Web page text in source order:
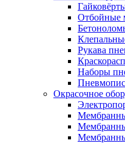
Отбойные
Рукава
Наборы
Окрасочное